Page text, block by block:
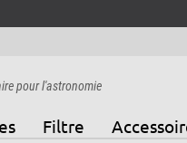
pour l'astronomie
Filtre